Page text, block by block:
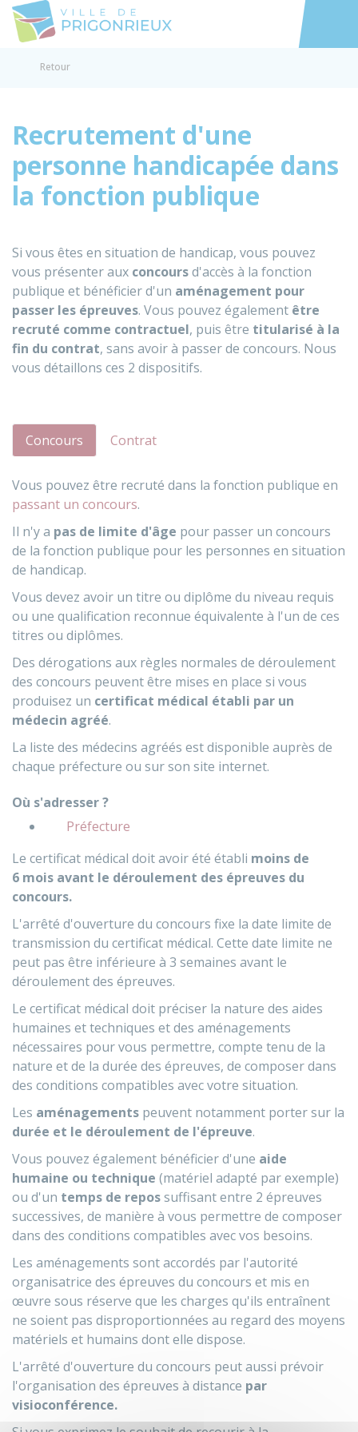
Accéder
Retour
Recrutement d'une
personne handicapée dans
la fonction publique
Si vous êtes en situation de handicap, vous pouvez
vous présenter aux concoursd'accès à la fonction
publique et bénéficier d'un aménagement pour
passer les épreuves. Vous pouvez également être
recruté comme contractuel, puis être titularisé à la
fin du contrat, sans avoir à passer de concours. Nous
vous détaillons ces 2 dispositifs.
Concours Contrat
Vous pouvez être recruté dans la fonction publique en
passant un concours.
Il n'y a pas de limite d'âge pour passer un concours
de la fonction publique pour les personnes en situation
de handicap.
Vous devez avoir un titre ou diplôme du niveau requis
ou une qualification reconnue équivalente à l'un de ces
titres ou diplômes.
Des dérogations aux règles normales de déroulement
des concours peuvent être mises en place si vous
produisez un certificat médical établi par un
médecin agréé.
La liste des médecins agréés est disponible auprès de
chaque préfecture ou sur son site internet.
Où s'adresser ?
Préfecture
Le certificat médical doit avoir été établi moins de
6 mois avant le déroulement des épreuves du
concours.
L'arrêté d'ouverture du concours fixe la date limite de
transmission du certificat médical. Cette date limite ne
peut pas être inférieure à 3 semaines avant le
déroulement des épreuves.
Le certificat médical doit préciser la nature des aides
humaines et techniques et des aménagements
nécessaires pour vous permettre, compte tenu de la
nature et de la durée des épreuves, de composer dans
des conditions compatibles avec votre situation.
Les aménagements peuvent notamment porter sur la
durée et le déroulement de l'épreuve.
Vous pouvez également bénéficier d'une aide
humaine ou technique (matériel adapté par exemple)
ou d'un temps de repossuffisant entre 2 épreuves
successives, de manière à vous permettre de composer
dans des conditions compatibles avec vos besoins.
Les aménagements sont accordés par l'autorité
organisatrice des épreuves du concours et mis en
œuvre sous réserve que les charges qu'ils entraînent
ne soient pas disproportionnées au regard des moyens
matériels et humains dont elle dispose.
L'arrêté d'ouverture du concours peut aussi prévoir
l'organisation des épreuves à distance par
visioconférence.